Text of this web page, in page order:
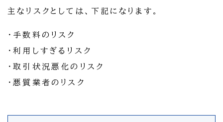
主なリスクとしては、下記になります。
・手数料のリスク
・利用しすぎるリスク
・取引状況悪化のリスク
・悪質業者のリスク